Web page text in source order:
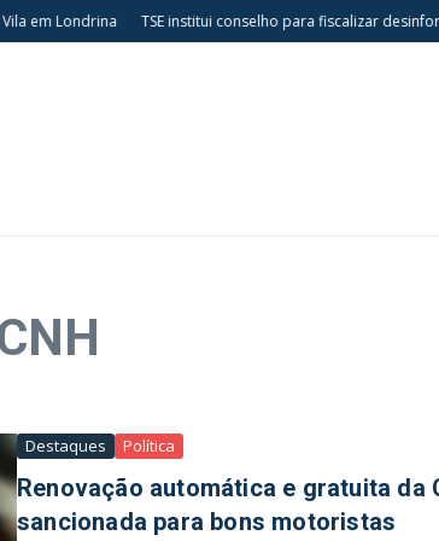
em Londrina TSE institui conselho para fiscalizar
Destaques Política
Renovação automática e gratuita da
sancionada para bons motoristas